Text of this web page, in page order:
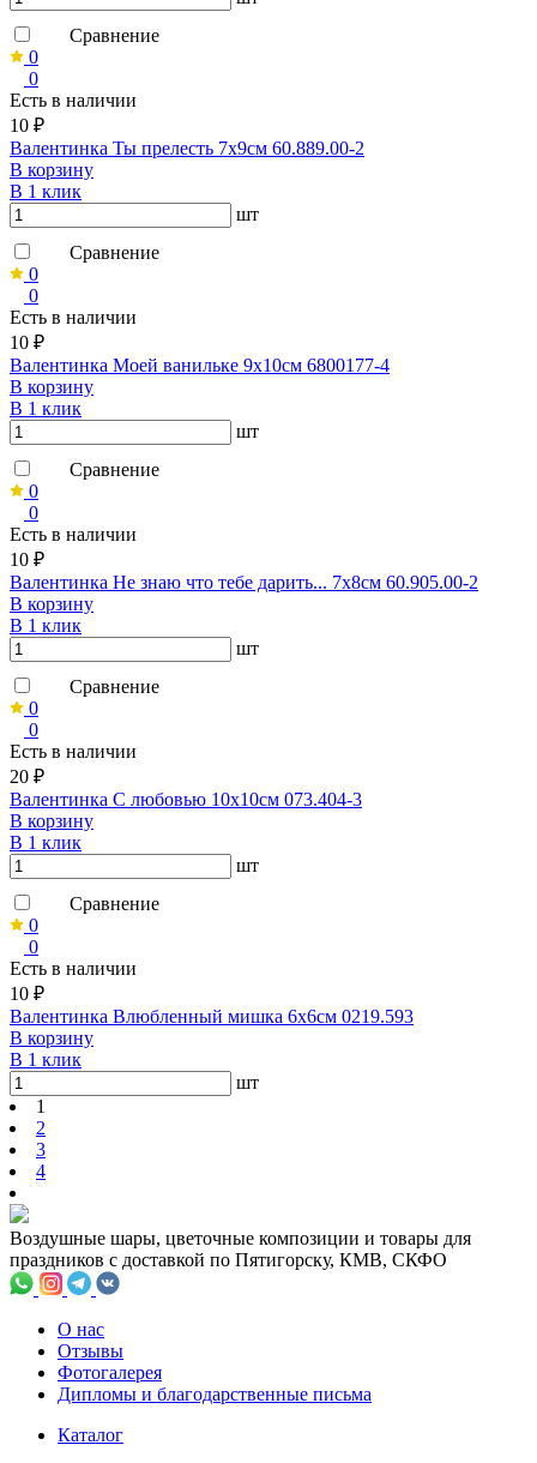
Сравнение
0
0
Есть в наличии
10 ₽
Валентинка Ты прелесть 7х9см 60.889.00-2
В корзину
В 1 клик
шт
Сравнение
0
0
Есть в наличии
10 ₽
Валентинка Моей ванильке 9х10см 6800177-4
В корзину
В 1 клик
шт
Сравнение
0
0
Есть в наличии
10 ₽
Валентинка Не знаю что тебе дарить... 7х8см 60.905.00-2
В корзину
В 1 клик
шт
Сравнение
0
0
Есть в наличии
20 ₽
Валентинка С любовью 10х10см 073.404-3
В корзину
В 1 клик
шт
Сравнение
0
0
Есть в наличии
10 ₽
Валентинка Влюбленный мишка 6х6см 0219.593
В корзину
В 1 клик
шт
1
2
3
4
Воздушные шары, цветочные композиции и товары для
праздников с доставкой по Пятигорску, КМВ, СКФО
О нас
Отзывы
Фотогалерея
Дипломы и благодарственные письма
Каталог